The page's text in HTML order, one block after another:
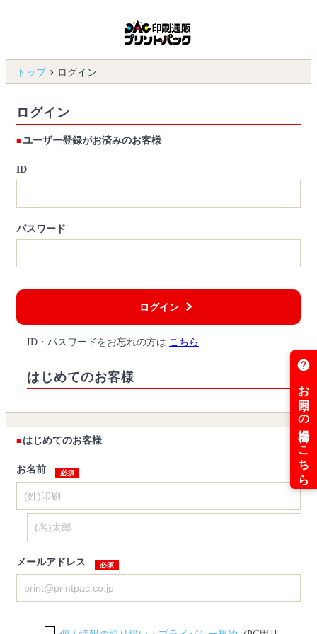
トップ ログイン
ログイン
ユーザー登録がお済みのお客様
ID
パスワード
ログイン
ID・パスワードをお忘れの方は こちら
はじめてのお客様
はじめてのお客様
お名前
メールアドレス